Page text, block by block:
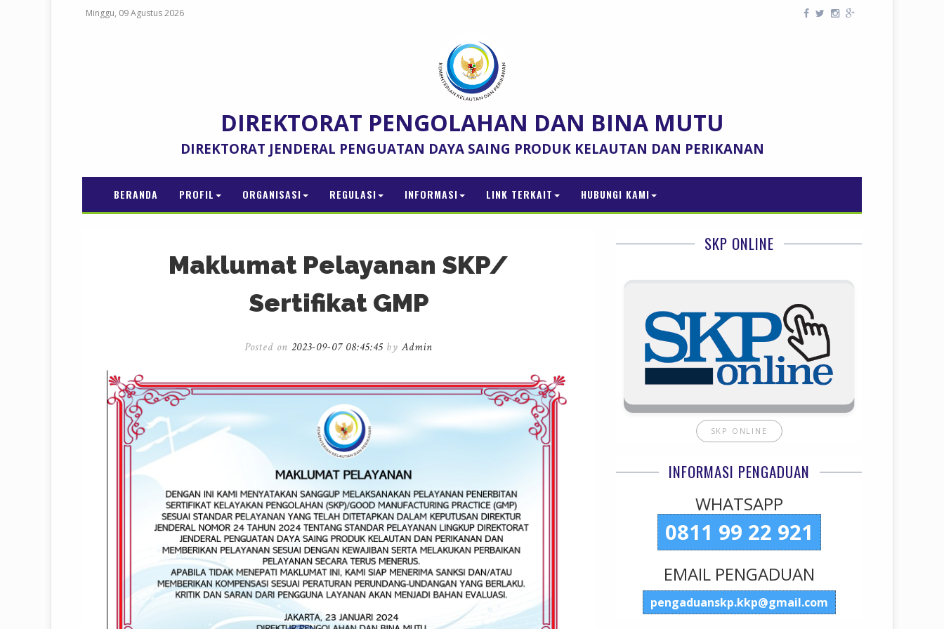
Minggu, 09 Agustus 2026
DIREKTORAT PENGOLAHAN DAN BINA MUTU
DIREKTORAT JENDERAL PENGUATAN DAYA SAING PRODUK KELAUTAN DAN PERIKANAN
BERANDA PROFIL ORGANISASI REGULASI INFORMASI LINK TERKAIT HUBUNGI KAMI
Maklumat Pelayanan SKP/
Sertifikat GMP
Posted on 2023-09-07 08:45:45 byAdmin
SKP ONLINE
SKP ONLINE
INFORMASI PENGADUAN
WHATSAPP
0811 99 22 921
EMAIL PENGADUAN
pengaduanskp.kkp@gmail.com